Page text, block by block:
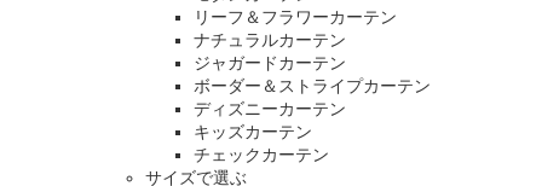
リーフ＆フラワーカーテン
ナチュラルカーテン
ジャガードカーテン
ボーダー＆ストライプカーテン
ディズニーカーテン
キッズカーテン
チェックカーテン
サイズで選ぶ